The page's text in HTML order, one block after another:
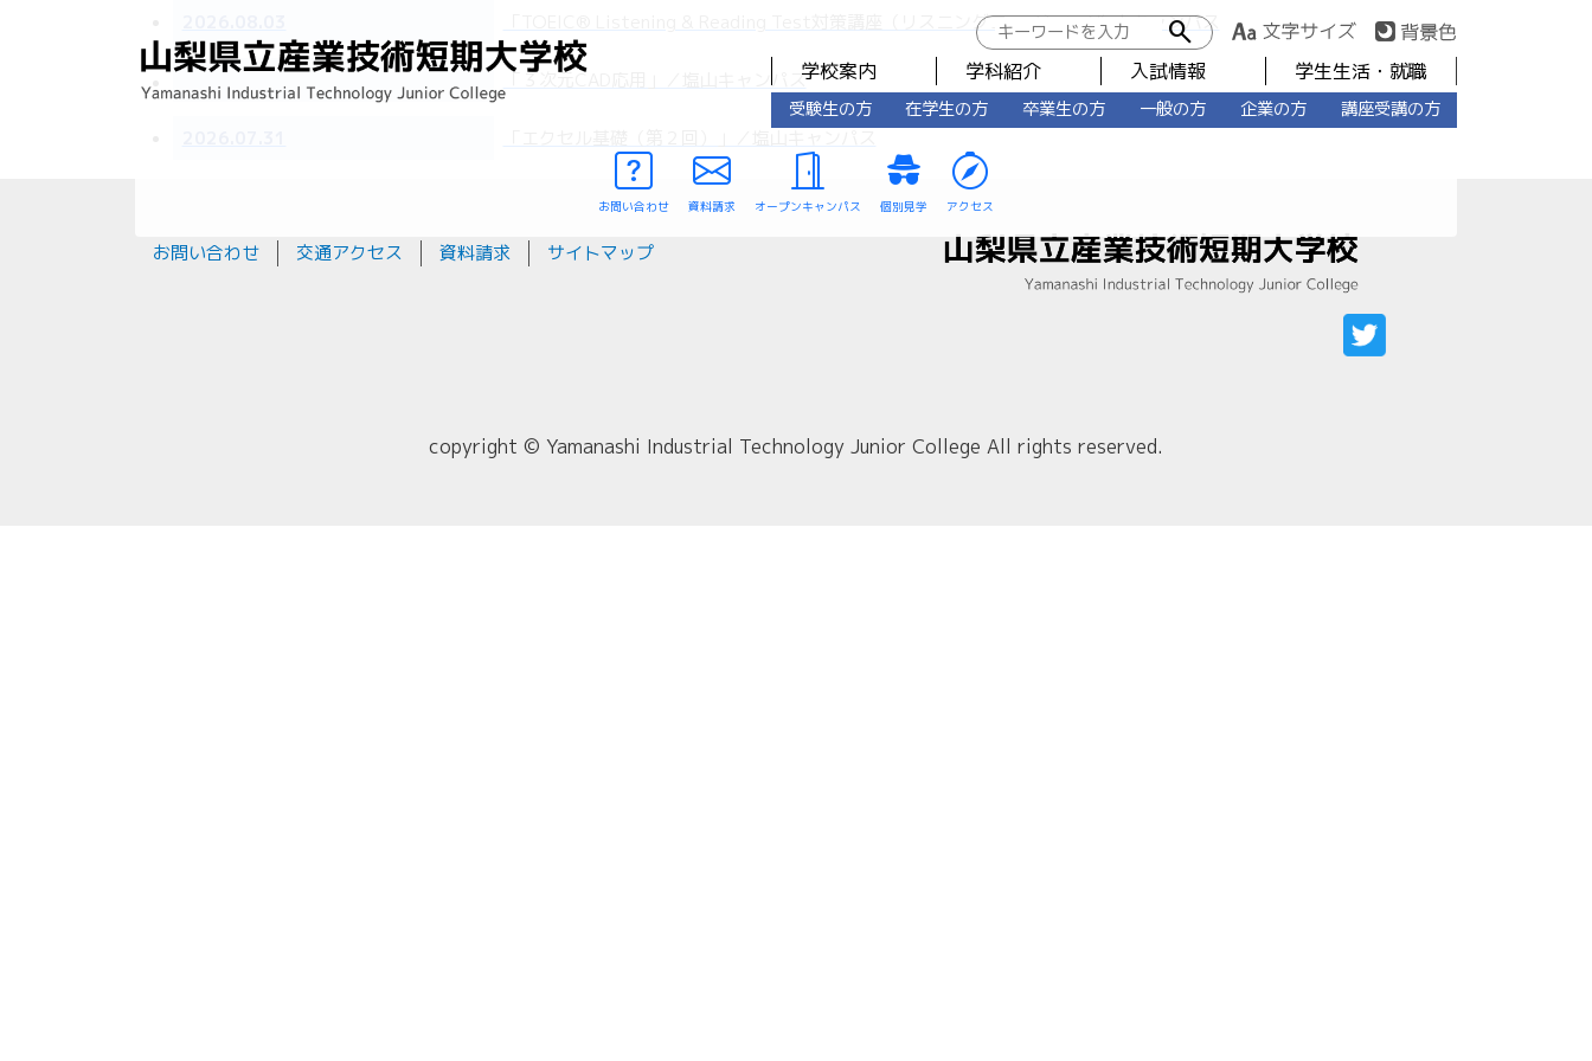
search
学校案内 学科紹介 入試情報 学生生活・就職
受験生の方 在学生の方 卒業生の方 一般の方 企業の方 講座受講の方
お問い合わせ 資料請求 オープンキャンパス 個別見学 アクセス
「TOEIC® Listening & Reading Test対策講座（リスニングコース）」／塩山キャンパス
「３次元CAD応用」／塩山キャンパス
お問い合わせ 交通アクセス 資料請求 サイトマップ
copyright © Yamanashi Industrial Technology Junior College All rights reserved.